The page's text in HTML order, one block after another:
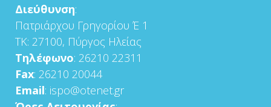
Διεύθυνση:
Πατριάρχου Γρηγορίου Έ 1
ΤΚ: 27100, Πύργος Ηλείας
Τηλέφωνο: 26210 22311
Fax: 26210 20044
Email: ispo@otenet.gr